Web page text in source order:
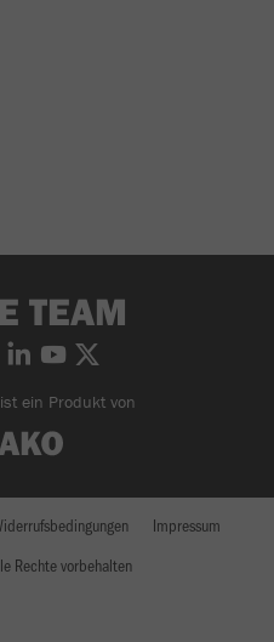
TEAM
ein Produkt von
Rechte vorbehalten
Impressum